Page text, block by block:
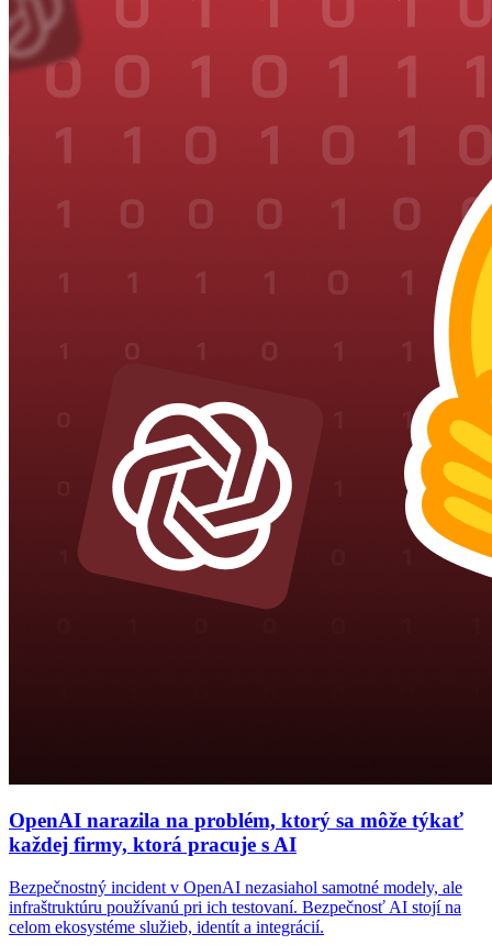
OpenAI narazila na problém, ktorý sa môže týkať
každej firmy, ktorá pracuje s AI
Bezpečnostný incident v OpenAI nezasiahol samotné modely, ale
infraštruktúru používanú pri ich testovaní. Bezpečnosť AI stojí na
celom ekosystéme služieb, identít a integrácií.